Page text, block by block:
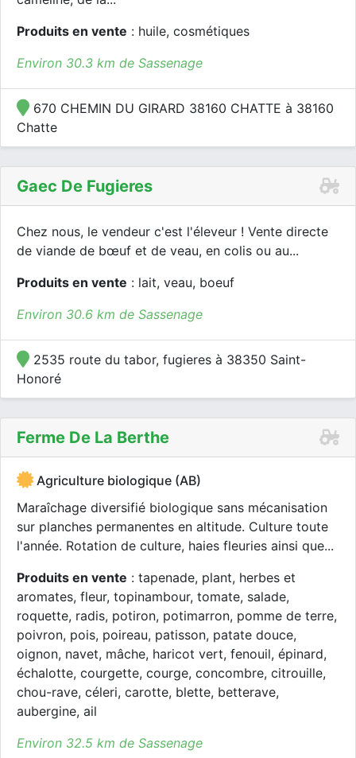
Produits en vente : huile, cosmétiques
Environ 30.3 km de Sassenage
670 CHEMIN DU GIRARD 38160 CHATTE à 38160
Chatte
Gaec De Fugieres
Chez nous, le vendeur c'est l'éleveur ! Vente directe
de viande de bœuf et de veau, en colis ou au...
Produits en vente : lait, veau, boeuf
Environ 30.6 km de Sassenage
2535 route du tabor, fugieres à 38350 Saint-
Honoré
Ferme De La Berthe
Agriculture biologique (AB)
Maraîchage diversifié biologique sans mécanisation
sur planches permanentes en altitude. Culture toute
l'année. Rotation de culture, haies fleuries ainsi que...
Produits en vente : tapenade, plant, herbes et
aromates, fleur, topinambour, tomate, salade,
roquette, radis, potiron, potimarron, pomme de terre,
poivron, pois, poireau, patisson, patate douce,
oignon, navet, mâche, haricot vert, fenouil, épinard,
échalotte, courgette, courge, concombre, citrouille,
chou-rave, céleri, carotte, blette, betterave,
aubergine, ail
Environ 32.5 km de Sassenage